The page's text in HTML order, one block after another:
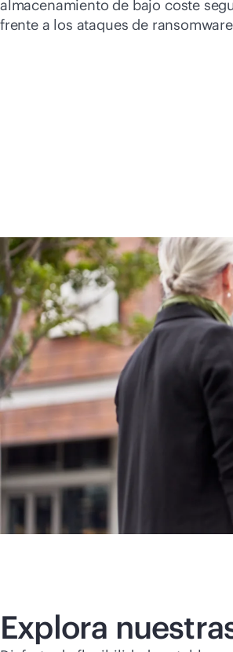
almacenamiento de bajo coste
frente a los ataques de
Explora